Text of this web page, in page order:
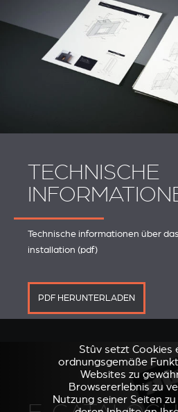
TECHNISCHE
Technische informationen über
installation (pdf)
PDF HERUNTERLADEN
Stûv setzt Cookies
ordnungsgemäße
Websites zu
Browsererlebnis zu
Nutzung seiner Seiten